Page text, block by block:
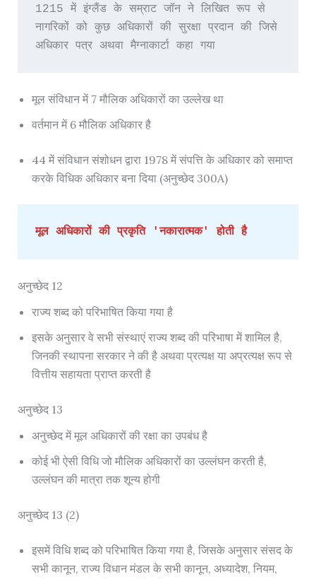
1215 में इंग्लैंड के सम्राट जॉन ने लिखित रूप से
नागरिकों को कुछ अधिकारों की सुरक्षा प्रदान की जिसे
अधिकार पत्र अथवा मैग्नाकार्टा कहा गया
मूल संविधान में 7 मौलिक अधिकारों का उल्लेख था
वर्तमान में 6 मौलिक अधिकार है
44 में संविधान संशोधन द्वारा 1978 में संपत्ति के अधिकार को समाप्त
करके विधिक अधिकार बना दिया (अनुच्छेद 300A)
मूल अधिकारों की प्रकृति 'नकारात्मक' होती है
अनुच्छेद 12
राज्य शब्द को परिभाषित किया गया है
इसके अनुसार वे सभी संस्थाएं राज्य शब्द की परिभाषा में शामिल है,
जिनकी स्थापना सरकार ने की है अथवा प्रत्यक्ष या अप्रत्यक्ष रूप से
वित्तीय सहायता प्राप्त करती है
अनुच्छेद 13
अनुच्छेद में मूल अधिकारों की रक्षा का उपबंध है
कोई भी ऐसी विधि जो मौलिक अधिकारों का उल्लंघन करती है,
उल्लंघन की मात्रा तक शून्य होगी
अनुच्छेद 13 (2)
इसमें विधि शब्द को परिभाषित किया गया है, जिसके अनुसार संसद के
सभी कानून, राज्य विधान मंडल के सभी कानून, अध्यादेश, नियम,